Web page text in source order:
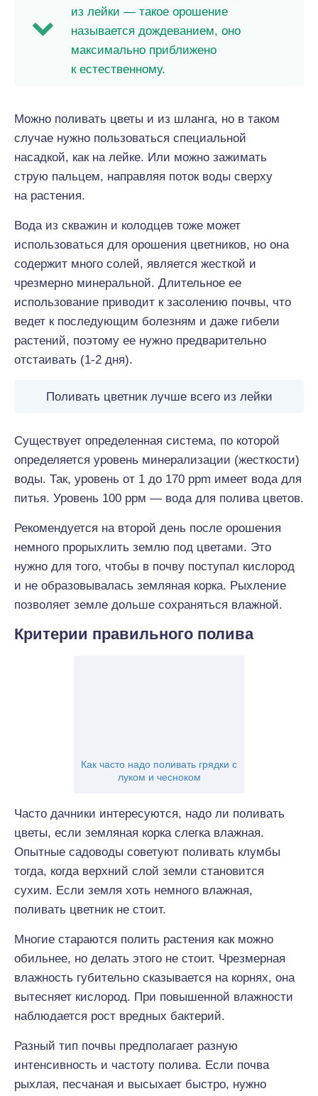
из лейки — такое орошение
называется дождеванием, оно
максимально приближено
к естественному.
Можно поливать цветы и из шланга, но в таком
случае нужно пользоваться специальной
насадкой, как на лейке. Или можно зажимать
струю пальцем, направляя поток воды сверху
на растения.
Вода из скважин и колодцев тоже может
использоваться для орошения цветников, но она
содержит много солей, является жесткой и
чрезмерно минеральной. Длительное ее
использование приводит к засолению почвы, что
ведет к последующим болезням и даже гибели
растений, поэтому ее нужно предварительно
отстаивать (1-2 дня).
Поливать цветник лучше всего из лейки
Существует определенная система, по которой
определяется уровень минерализации (жесткости)
воды. Так, уровень от 1 до 170 ppm имеет вода для
питья. Уровень 100 ррм — вода для полива цветов.
Рекомендуется на второй день после орошения
немного прорыхлить землю под цветами. Это
нужно для того, чтобы в почву поступал кислород
и не образовывалась земляная корка. Рыхление
позволяет земле дольше сохраняться влажной.
Критерии правильного полива
Как часто надо поливать грядки с
луком и чесноком
Часто дачники интересуются, надо ли поливать
цветы, если земляная корка слегка влажная.
Опытные садоводы советуют поливать клумбы
тогда, когда верхний слой земли становится
сухим. Если земля хоть немного влажная,
поливать цветник не стоит.
Многие стараются полить растения как можно
обильнее, но делать этого не стоит. Чрезмерная
влажность губительно сказывается на корнях, она
вытесняет кислород. При повышенной влажности
наблюдается рост вредных бактерий.
Разный тип почвы предполагает разную
интенсивность и частоту полива. Если почва
рыхлая, песчаная и высыхает быстро, нужно